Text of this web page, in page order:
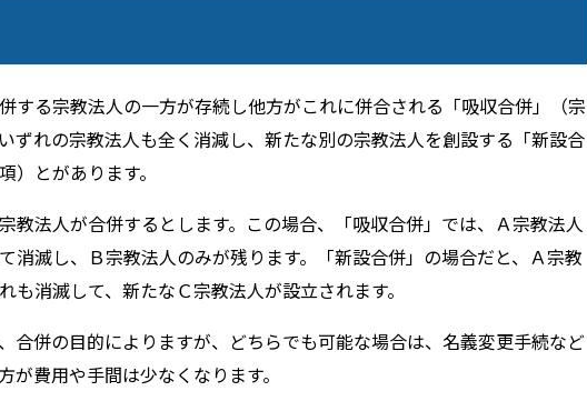
する宗教法人の一方が存続し他方がこれに併合される「吸収合併」（宗
ずれの宗教法人も全く消減し、新たな別の宗教法人を創設する「新設合
）とがあります。
教法人が合併するとします。この場合、「吸収合併」では、Ａ宗教法人
消滅し、Ｂ宗教法人のみが残ります。「新設合併」の場合だと、Ａ宗教
も消滅して、新たなＣ宗教法人が設立されます。
合併の目的によりますが、どちらでも可能な場合は、名義変更手続など
が費用や手間は少なくなります。